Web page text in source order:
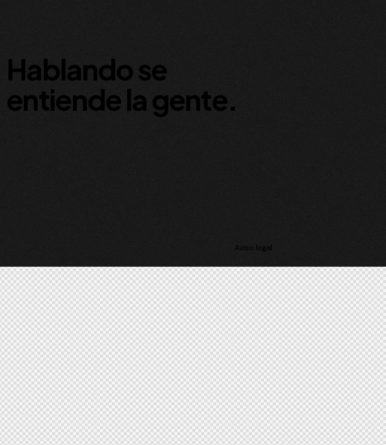
Hablando se
entiende la gente.
Aviso legal